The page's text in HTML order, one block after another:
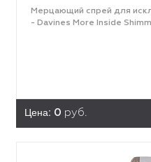
Мерцающий спрей для
- Davines More Inside
Цена: 0 руб.